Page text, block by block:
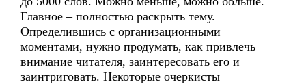
Главное – полностью раскрыть тему.
Определившись с организационными
моментами, нужно продумать, как привлечь
внимание читателя, заинтересовать его и
заинтриговать. Некоторые очеркисты